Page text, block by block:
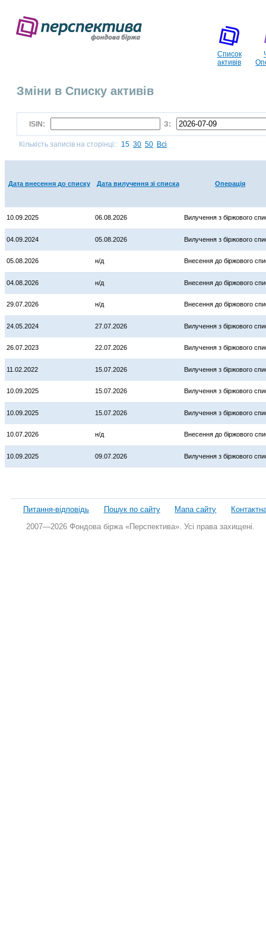
Список
активів
Зміни в Списку активів
ISIN: З:
Кількість записів на сторінці:: 15 30 50 Всі
Дата внесення до списку Дата вилучення зі списка Операція
10.09.2025 06.08.2026 Вилучення з біржового
04.09.2024 05.08.2026 Вилучення з біржового
05.08.2026 н/д Внесення до біржового
04.08.2026 н/д Внесення до біржового
29.07.2026 н/д Внесення до біржового
24.05.2024 27.07.2026 Вилучення з біржового
26.07.2023 22.07.2026 Вилучення з біржового
11.02.2022 15.07.2026 Вилучення з біржового
10.09.2025 15.07.2026 Вилучення з біржового
10.09.2025 15.07.2026 Вилучення з біржового
10.07.2026 н/д Внесення до біржового
10.09.2025 09.07.2026 Вилучення з біржового
Питання-відповідь Пошук по сайту Мапа сайту
2007—2026 Фондова біржа «Перспектива». Усі права захищені.